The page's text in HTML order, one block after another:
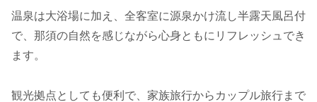
温泉は大浴場に加え、全客室に源泉かけ流し半露天風呂付
で、那須の自然を感じながら心身ともにリフレッシュでき
ます。
観光拠点としても便利で、家族旅行からカップル旅行まで